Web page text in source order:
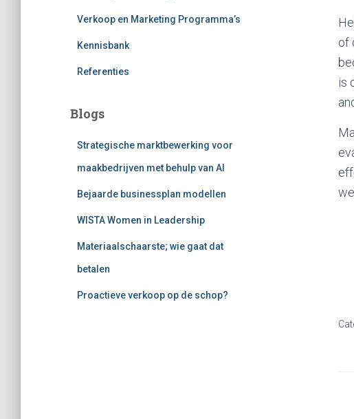
Verkoop en Marketing Programma’s
Kennisbank
Referenties
Blogs
Strategische marktbewerking voor
maakbedrijven met behulp van AI
Bejaarde businessplan modellen
WISTA Women in Leadership
Materiaalschaarste; wie gaat dat
betalen
Proactieve verkoop op de schop?
of
is